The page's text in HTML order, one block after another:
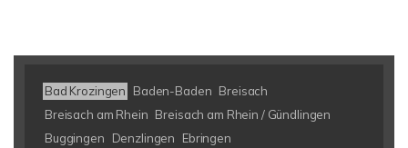
Bad Krozingen Baden-Baden Breisach
Breisach am Rhein Breisach am Rhein / Gündlingen
Buggingen
Denzlingen
Ebringen